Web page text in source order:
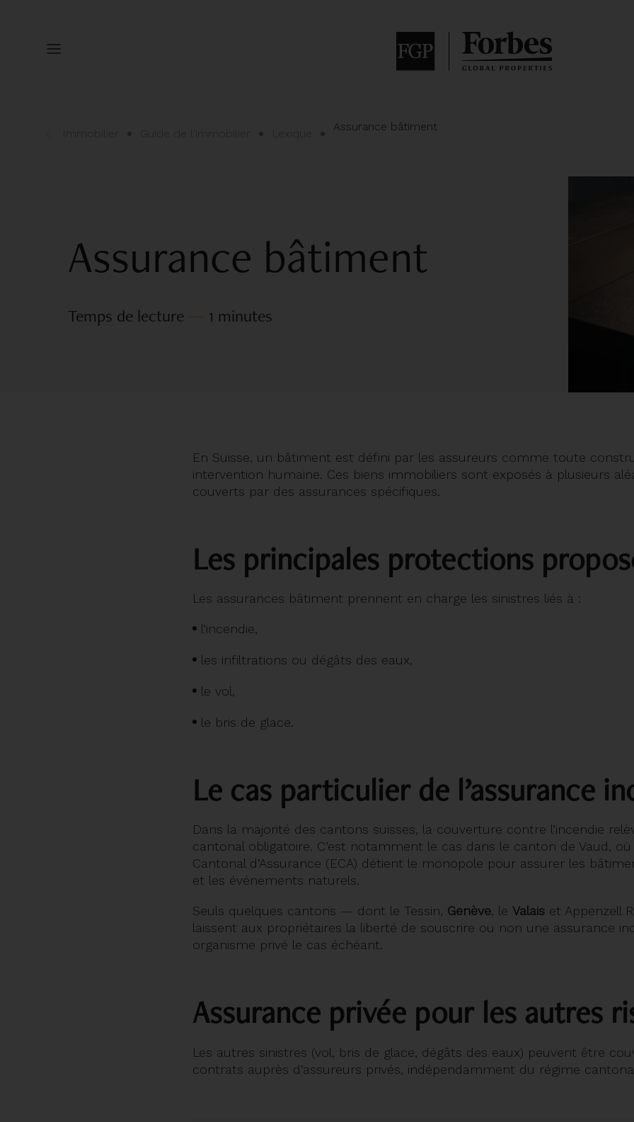
Assurance bâtiment
Assurance bâtiment
Temps de lecture 1 minutes
En Suisse, un bâtiment est défini par les assureurs comme toute
intervention humaine. Ces biens immobiliers sont exposés à plusieurs
couverts par des assurances spécifiques.
Les principales protections
Les assurances bâtiment prennent en charge les sinistres liés à :
l’incendie,
les infiltrations ou dégâts des eaux,
le vol,
le bris de glace.
Le cas particulier de l’assurance
Dans la majorité des cantons suisses, la couverture contre l’incendie
cantonal obligatoire. C’est notamment le cas dans le canton de Vaud, où
Cantonal d’Assurance (ECA) détient le monopole pour assurer les
et les événements naturels.
Seuls quelques cantons — dont le Tessin, Genève, le Valais et Appenzell
laissent aux propriétaires la liberté de souscrire ou non une assurance
organisme privé le cas échéant.
Assurance privée pour les autres
Les autres sinistres (vol, bris de glace, dégâts des eaux) peuvent être
contrats auprès d’assureurs privés, indépendamment du régime